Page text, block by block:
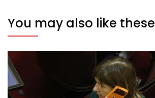
You may also like these